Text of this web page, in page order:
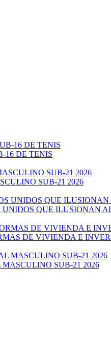
16 DE TENIS
SUB-21 2026
QUE ILUSIONAN
DE VIVIENDA E
SUB-21 2026